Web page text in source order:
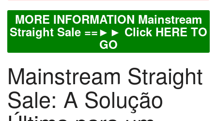
MORE INFORMATION Mainstream
Straight Sale ==►► Click HERE TO
GO
Mainstream Straight
Sale: A Solução